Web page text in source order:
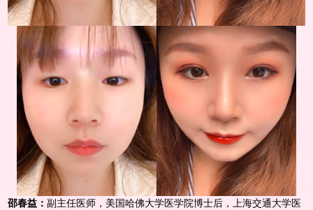
邵春益：副主任医师，美国哈佛大学医学院博士后，上海交通大学医